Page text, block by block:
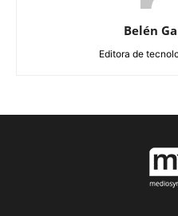
Belén
Editora de